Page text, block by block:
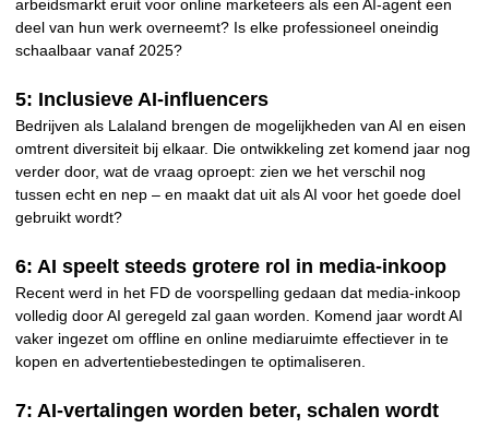
arbeidsmarkt eruit voor online marketeers als een AI-agent een
deel van hun werk overneemt? Is elke professioneel oneindig
schaalbaar vanaf 2025?
5: Inclusieve AI-influencers
Bedrijven als Lalaland brengen de mogelijkheden van AI en eisen
omtrent diversiteit bij elkaar. Die ontwikkeling zet komend jaar nog
verder door, wat de vraag oproept: zien we het verschil nog
tussen echt en nep – en maakt dat uit als AI voor het goede doel
gebruikt wordt?
6: AI speelt steeds grotere rol in media-inkoop
Recent werd in het FD de voorspelling gedaan dat media-inkoop
volledig door AI geregeld zal gaan worden. Komend jaar wordt AI
vaker ingezet om offline en online mediaruimte effectiever in te
kopen en advertentiebestedingen te optimaliseren.
7: AI-vertalingen worden beter, schalen wordt